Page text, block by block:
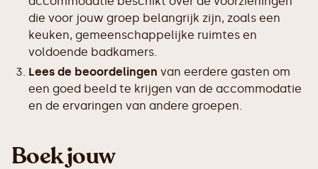
die voor jouw groep belangrijk zijn, zoals een
keuken, gemeenschappelijke ruimtes en
voldoende badkamers.
Lees de beoordelingen van eerdere gasten om
een goed beeld te krijgen van de accommodatie
en de ervaringen van andere groepen.
Boek jouw